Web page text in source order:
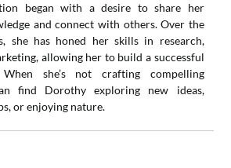
began with a desire to share her
and connect with others. Over the
she has honed her skills in research,
allowing her to build a successful
she’s not crafting compelling
find Dorothy exploring new ideas,
or enjoying nature.